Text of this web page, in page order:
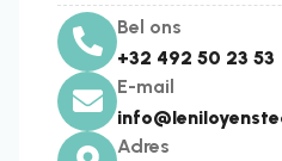
Bel ons
+32 492 50 23 53
E-mail
Adres